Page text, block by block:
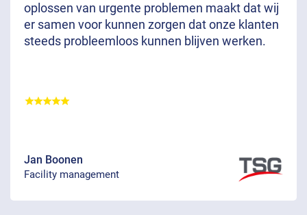
oplossen van urgente problemen maakt dat wij
er samen voor kunnen zorgen dat onze klanten
steeds probleemloos kunnen blijven werken.
Jan Boonen
Facility management